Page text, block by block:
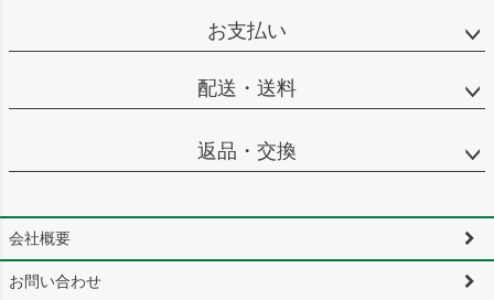
お支払い
配送・送料
返品・交換
会社概要
お問い合わせ